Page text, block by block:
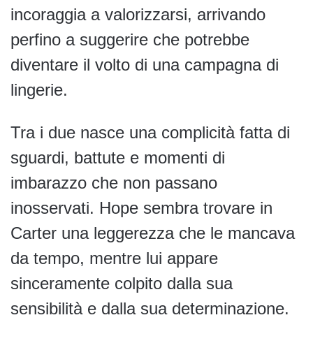
incoraggia a valorizzarsi, arrivando
perfino a suggerire che potrebbe
diventare il volto di una campagna di
lingerie.
Tra i due nasce una complicità fatta di
sguardi, battute e momenti di
imbarazzo che non passano
inosservati. Hope sembra trovare in
Carter una leggerezza che le mancava
da tempo, mentre lui appare
sinceramente colpito dalla sua
sensibilità e dalla sua determinazione.